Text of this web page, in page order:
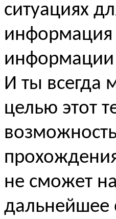
ситуациях
информация
информации
И ты всегда
целью этот
не сможет
дальнейшее